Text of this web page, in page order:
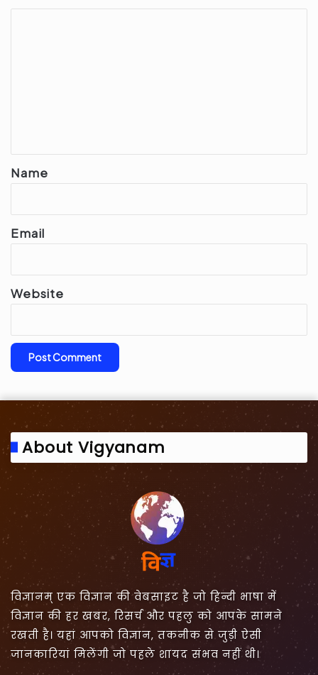
*
Name
Email
Website
About Vigyanam
विज्ञानम् एक विज्ञान की वेबसाइट है जो हिन्दी भाषा में
विज्ञान की हर खबर, रिसर्च और पहलु को आपके सामने
रखती है। यहां आपको विज्ञान, तकनीक से जुड़ी ऐसी
जानकारियां मिलेंगी जो पहले शायद संभव नहीं थी।